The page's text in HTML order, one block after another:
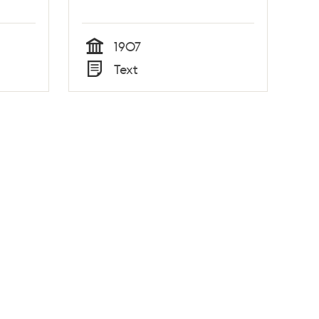
Tid
1907
Typ
Text